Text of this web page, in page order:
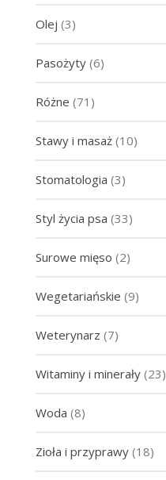
Olej (3)
Pasożyty(6)
Różne (71)
Stawy i masaż(10)
Stomatologia (3)
Styl życia psa (33)
Surowe mięso (2)
Wegetariańskie (9)
Weterynarz (7)
Witaminy i minerały(23)
Woda (8)
Zioła i przyprawy(18)